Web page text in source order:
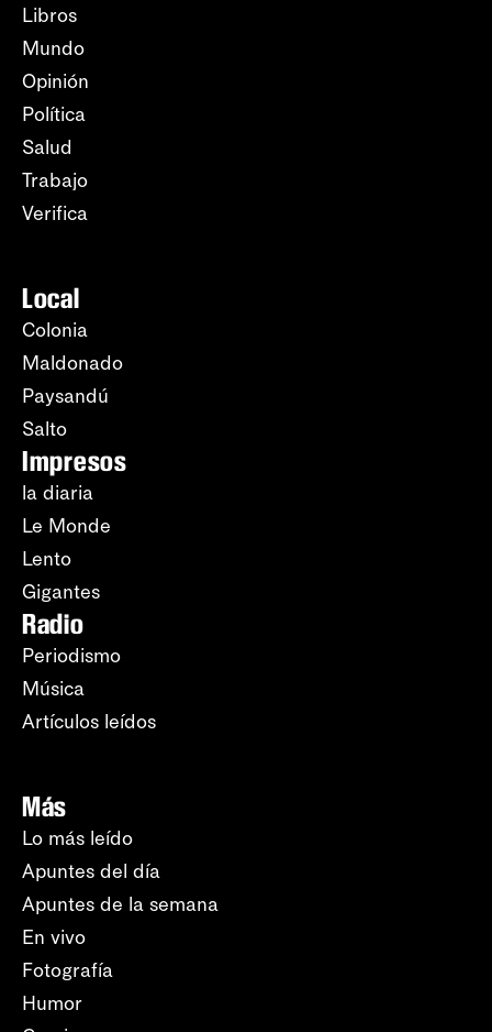
Libros
Mundo
Opinión
Política
Salud
Trabajo
Verifica
Local
Colonia
Maldonado
Paysandú
Salto
Impresos
la diaria
Le Monde
Lento
Gigantes
Radio
Periodismo
Música
Artículos leídos
Más
Lo más leído
Apuntes del día
Apuntes de la semana
En vivo
Fotografía
Humor